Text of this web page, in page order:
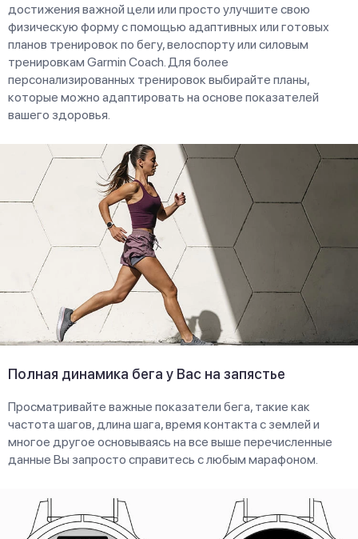
достижения важной цели или просто улучшите свою
физическую форму с помощью адаптивных или готовых
планов тренировок по бегу, велоспорту или силовым
тренировкам Garmin Coach. Для более
персонализированных тренировок выбирайте планы,
которые можно адаптировать на основе показателей
вашего здоровья.
Полная динамика бега у Вас на запястье
Просматривайте важные показатели бега, такие как
частота шагов, длина шага, время контакта с землей и
многое другое основываясь на все выше перечисленные
данные Вы запросто справитесь с любым марафоном.